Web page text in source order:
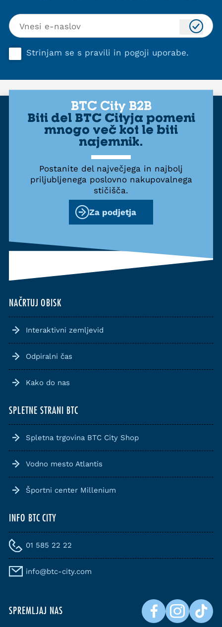
Strinjam se s pravili in pogoji uporabe.
NAČRTUJ OBISK
Interaktivni zemljevid
Odpiralni čas
Kako do nas
SPLETNE STRANI BTC
Spletna trgovina BTC City Shop
Vodno mesto Atlantis
Športni center Millenium
INFO BTC CITY
01 585 22 22
info@btc-city.com
SPREMLJAJ NAS
BTC City B2B
Biti del BTC Cityja pomeni
mnogo več kot le biti
najemnik.
Postanite del največjega in najbolj
priljubljenega poslovno nakupovalnega
stičišča.
Za podjetja